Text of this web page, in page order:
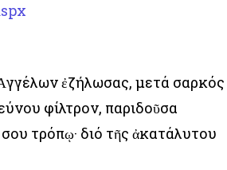
ἐζήλωσας, μετά σαρκός
φίλτρον, παριδοῦσα
τρόπῳ· διό τῆς ἀκατάλυτου